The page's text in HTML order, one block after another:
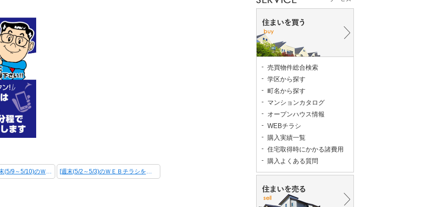
＜ 前の記事 [週末(5/9～5/10)のＷＥＢチラシを更新しました！]
[週末(5/2～5/3)のＷＥＢチラシを更新しました！] 次の記事 ＞
売買物件総合検索
学区から探す
町名から探す
マンションカタログ
オープンハウス情報
WEBチラシ
購入実績一覧
住宅取得時にかかる諸費用
購入よくある質問